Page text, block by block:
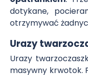
dotykane,
otrzymywać
Urazy
Urazy
masywny krwotok.